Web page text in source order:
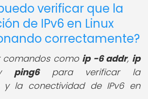
verificar que la
de IPv6 en Linux
correctamente?
comandos como ip -6 addr, ip
ping6para verificar la
y la conectividad de IPv6 en